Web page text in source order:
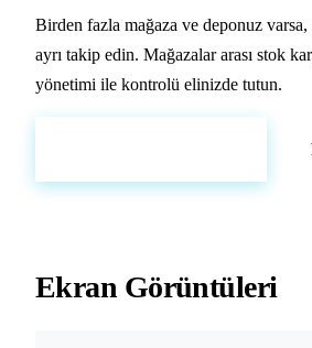
Birden fazla mağaza ve deponuz
ayrı takip edin. Mağazalar arası stok
yönetimi ile kontrolü elinizde tutun.
Ekran Görüntüleri